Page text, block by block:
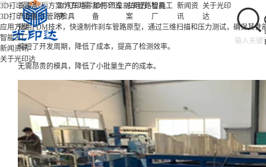
3D打印服
务
3D打印设
备
应用方
案
智能工
厂
新闻资
讯
关于光印
达
3D打印服务
3D打印设备
应用方案
智能工厂
新闻资讯
关于光印达
首页/应用方案/汽车与零部件/汽车刹车管路检具
汽车刹车管路检具
使用FDM技术，快速制作刹车管路原型，通过三维扫描和压力测试，确保其性
缩短了开发周期，降低了成本，提高了检测效率。
无需昂贵的模具，降低了小批量生产的成本。